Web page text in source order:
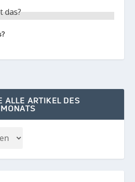
ALLE ARTIKEL DES